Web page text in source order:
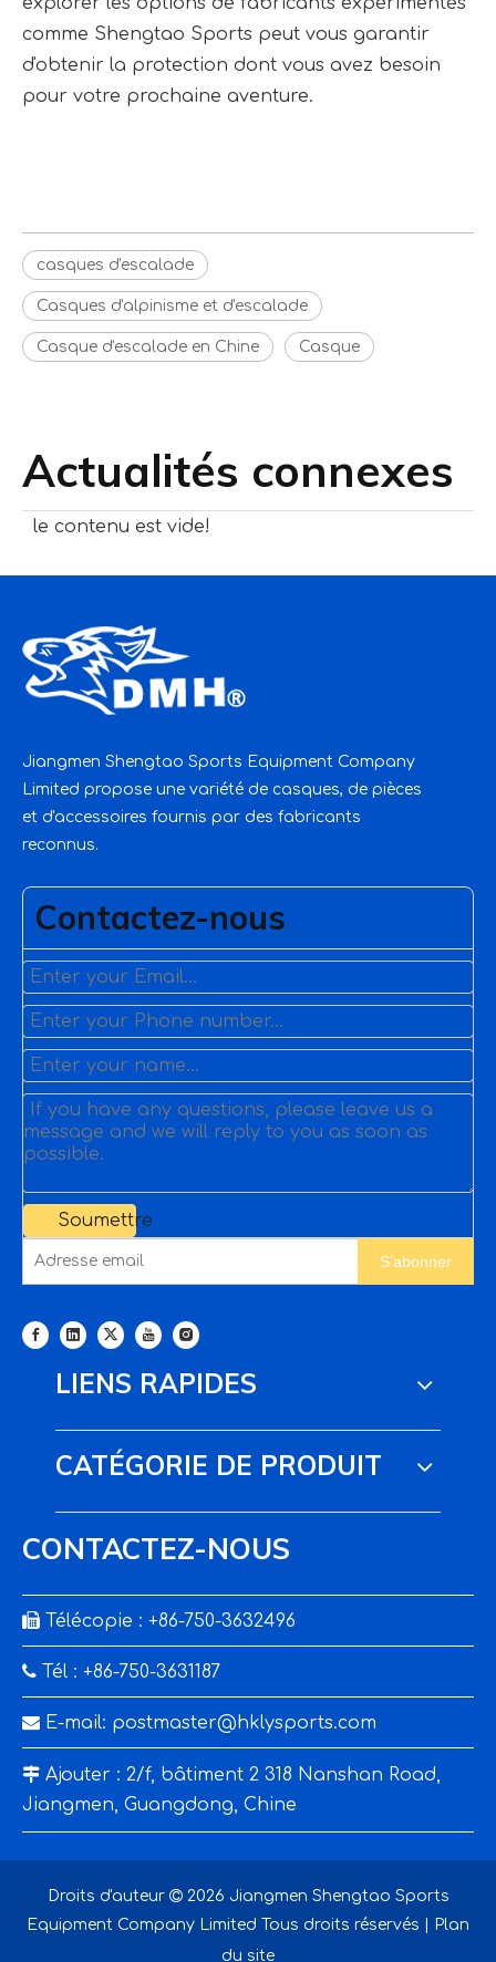
comme Shengtao Sports peut vous garantir
d'obtenir la protection dont vous avez besoin
pour votre prochaine aventure.
casques d'escalade
Casques d'alpinisme et d'escalade
Casque d'escalade en Chine Casque
Actualités connexes
le contenu est vide!
Jiangmen Shengtao Sports Equipment Company
Limited propose une variété de casques, de pièces
et d'accessoires fournis par des fabricants
reconnus.
Contactez-nous
Soumettre
S’abonner
LIENS RAPIDES
CATÉGORIE DE PRODUIT
CONTACTEZ-NOUS
 Télécopie : +86-750-3632496
 Tél : +86-750-3631187
 E-mail: postmaster@hklysports.com
 Ajouter : 2/f, bâtiment 2 318 Nanshan Road,
Jiangmen, Guangdong, Chine
Droits d'auteur  2026 Jiangmen Shengtao Sports
Equipment Company Limited Tous droits réservés |
Plan
du site